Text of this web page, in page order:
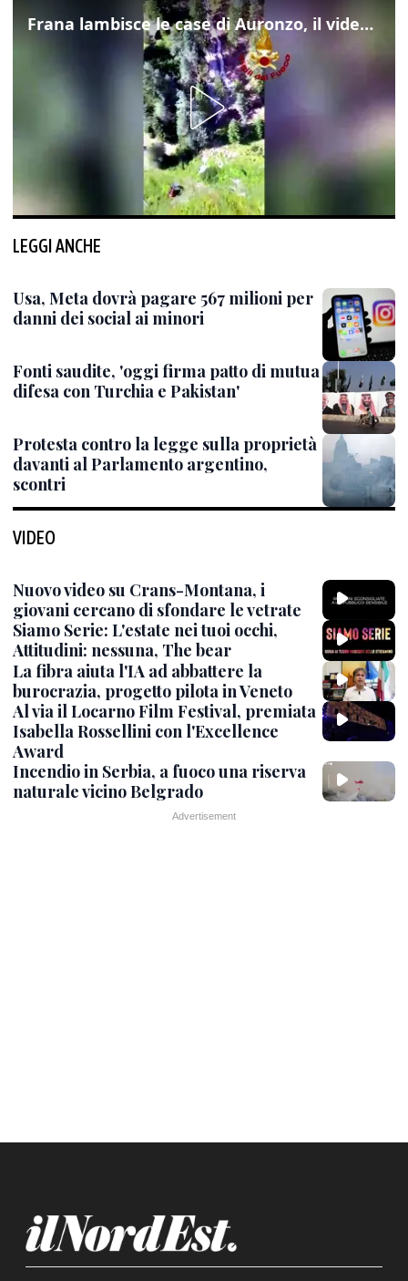
Frana lambisce le case di Auronzo, il video dall'elicottero dei vigili del fuoco
LEGGI ANCHE
Usa, Meta dovrà pagare 567 milioni per
danni dei social ai minori
Fonti saudite, 'oggi firma patto di mutua
difesa con Turchia e Pakistan'
Protesta contro la legge sulla proprietà
davanti al Parlamento argentino,
scontri
VIDEO
Nuovo video su Crans-Montana, i
giovani cercano di sfondare le vetrate
Siamo Serie: L'estate nei tuoi occhi,
Attitudini: nessuna, The bear
La fibra aiuta l'IA ad abbattere la
burocrazia, progetto pilota in Veneto
Al via il Locarno Film Festival, premiata
Isabella Rossellini con l'Excellence
Award
Incendio in Serbia, a fuoco una riserva
naturale vicino Belgrado